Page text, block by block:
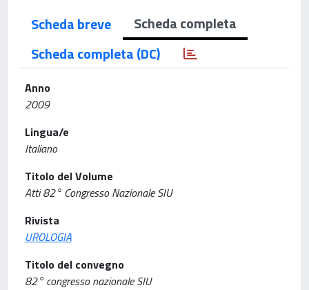
Scheda breve
Scheda completa
Scheda completa (DC)
Anno
2009
Lingua/e
Italiano
Titolo del Volume
Atti 82° Congresso Nazionale SIU
Rivista
UROLOGIA
Titolo del convegno
82° congresso nazionale SIU